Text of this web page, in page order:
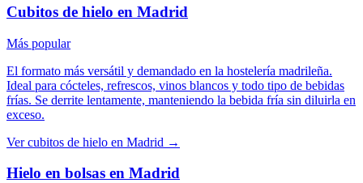
Cubitos de hielo en Madrid
Más popular
El formato más versátil y demandado en la hostelería madrileña.
Ideal para cócteles, refrescos, vinos blancos y todo tipo de bebidas
frías. Se derrite lentamente, manteniendo la bebida fría sin diluirla en
exceso.
Vercubitos de hielo en Madrid →
Hielo en bolsas en Madrid